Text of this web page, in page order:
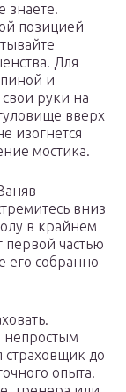
знаете.
позицией
Для
и
руки на
вверх
изогнется
мостика.
вниз
в крайнем
частью
его собранно
непростым
страховщик до
опыта.